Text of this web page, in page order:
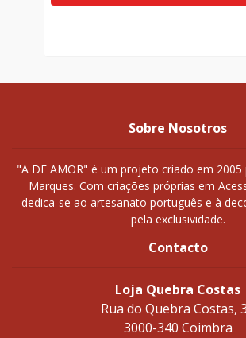
Sobre Nosotros
"A DE AMOR" é um projeto criado em 2005
Marques. Com criações próprias em
dedica-se ao artesanato português e à
pela exclusividade.
Contacto
Loja Quebra Costas
Rua do Quebra Costas,
3000-340 Coimbra